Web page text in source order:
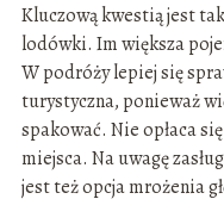
Kluczową kwestią jest
lodówki. Im większa
W podróży lepiej się
turystyczna, ponieważ
spakować. Nie opłaca
miejsca. Na uwagę
jest też opcja mrożenia